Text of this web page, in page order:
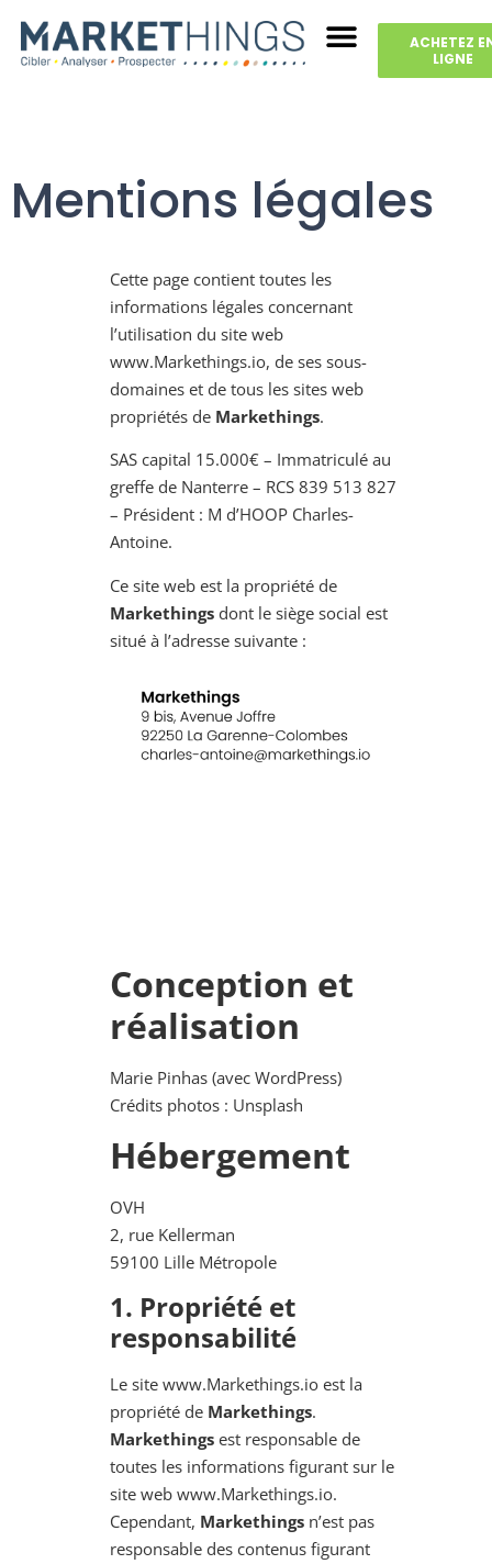
ACHETEZ
LIGNE
Mentions légales
Cette page contient toutes les
informations légales concernant
l’utilisation du site web
www.Markethings.io, de ses sous-
domaines et de tous les sites web
propriétés de Markethings.
SAS capital 15.000€ – Immatriculé au
greffe de Nanterre – RCS 839 513 827
– Président : M d’HOOP Charles-
Antoine.
Ce site web est la propriété de
Markethings dont le siège social est
situé à l’adresse suivante :
Conception et
réalisation
Marie Pinhas (avec WordPress)
Crédits photos : Unsplash
Hébergement
OVH
2, rue Kellerman
59100 Lille Métropole
1. Propriété et
responsabilité
Le site www.Markethings.io est la
propriété de Markethings.
Markethings est responsable de
toutes les informations figurant sur le
site web www.Markethings.io.
Cependant, Markethings n’est pas
responsable des contenus figurant